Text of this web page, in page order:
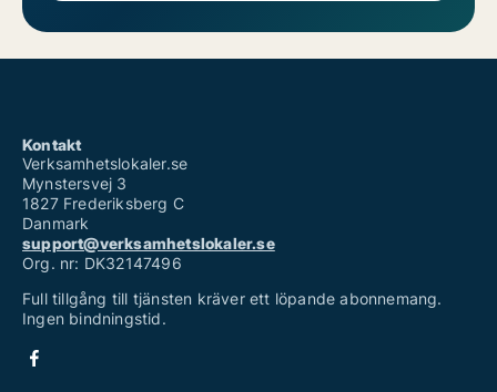
Kontakt
Verksamhetslokaler.se
Mynstersvej 3
1827 Frederiksberg C
Danmark
support@verksamhetslokaler.se
Org. nr: DK32147496
Full tillgång till tjänsten kräver ett löpande abonnemang.
Ingen bindningstid.